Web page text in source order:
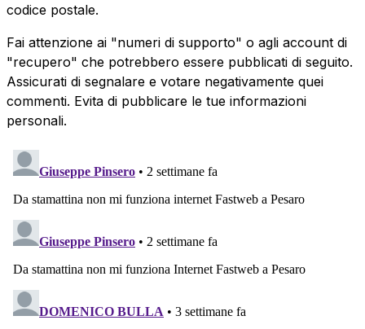
codice postale.
Fai attenzione ai "numeri di supporto" o agli account di
"recupero" che potrebbero essere pubblicati di seguito.
Assicurati di segnalare e votare negativamente quei
commenti. Evita di pubblicare le tue informazioni
personali.